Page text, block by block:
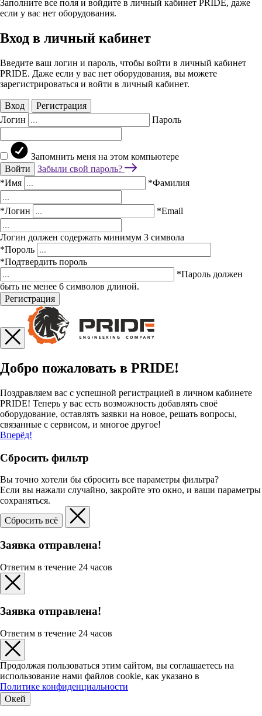
Заполните все поля и войдите в личный кабинет PRIDE, даже
если у вас нет оборудования.
Вход в личный кабинет
Введите ваш логин и пароль, чтобы войти в личный кабинет
PRIDE. Даже если у вас нет оборудования, вы можете
зарегистрироваться и войти в личный кабинет.
Вход
Регистрация
Логин
Пароль
Запомнить меня на этом компьютере
Войти
Забыли свой пароль?
*Имя
*Фамилия
*Логин *Email
Логин должен содержать минимум 3 символа
*Пороль
*Подтвердить пороль
*Пароль должен
быть не менее 6 символов длиной.
Регистрация
Добро пожаловать в PRIDE!
Поздравляем вас с успешной регистрацией в личном кабинете
PRIDE! Теперь у вас есть возможность добавлять своё
оборудование, оставлять заявки на новое, решать вопросы,
связанные с сервисом, и многое другое!
Вперёд!
Сбросить фильтр
Вы точно хотели бы сбросить все параметры фильтра?
Если вы нажали случайно, закройте это окно, и ваши параметры
сохраняться.
Сбросить всё
Заявка отправлена!
Ответим в течение 24 часов
Заявка отправлена!
Ответим в течение 24 часов
Продолжая пользоваться этим сайтом, вы соглашаетесь на
использование нами файлов cookie, как указано в
Политике конфиденциальности
Окей